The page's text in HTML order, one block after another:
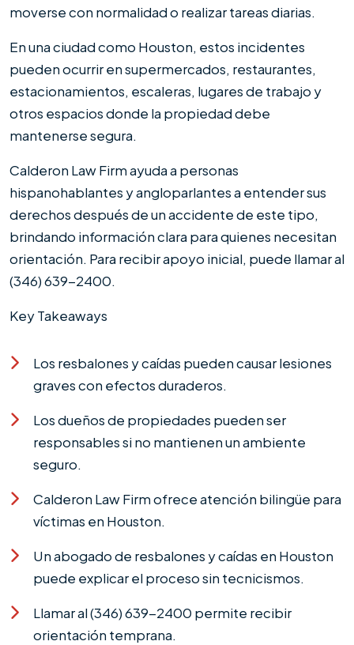
moverse con normalidad o realizar tareas diarias.
En una ciudad como Houston, estos incidentes
pueden ocurrir en supermercados, restaurantes,
estacionamientos, escaleras, lugares de trabajo y
otros espacios donde la propiedad debe
mantenerse segura.
Calderon Law Firm ayuda a personas
hispanohablantes y angloparlantes a entender sus
derechos después de un accidente de este tipo,
brindando información clara para quienes necesitan
orientación. Para recibir apoyo inicial, puede llamar al
(346) 639-2400.
Key Takeaways
Los resbalones y caídas pueden causar lesiones
graves con efectos duraderos.
Los dueños de propiedades pueden ser
responsables si no mantienen un ambiente
seguro.
Calderon Law Firm ofrece atención bilingüe para
víctimas en Houston.
Un abogado de resbalones y caídas en Houston
puede explicar el proceso sin tecnicismos.
Llamar al (346) 639-2400 permite recibir
orientación temprana.